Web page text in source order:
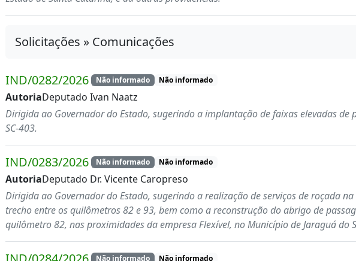
Solicitações » Comunicações
IND/0282/2026 Não informado Não informado
AutoriaDeputado Ivan Naatz
Dirigida ao Governador do Estado, sugerindo a implantação de faixas elevadas de
SC-403.
IND/0283/2026 Não informado Não informado
AutoriaDeputado Dr. Vicente Caropreso
Dirigida ao Governador do Estado, sugerindo a realização de serviços de roçada na
trecho entre os quilômetros 82 e 93, bem como a reconstrução do abrigo de
quilômetro 82, nas proximidades da empresa Flexível, no Município de Jaraguá do
Não informado Não informado